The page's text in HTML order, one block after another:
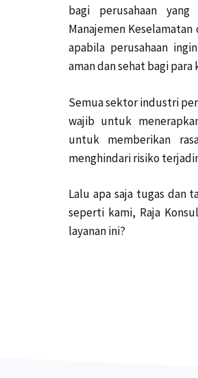
bagi perusahaan
Manajemen
apabila perusahaan
aman dan sehat bagi para
Semua sektor industri
wajib untuk
untuk memberikan
menghindari risiko
Lalu apa saja tugas dan
seperti kami, Raja
layanan ini?